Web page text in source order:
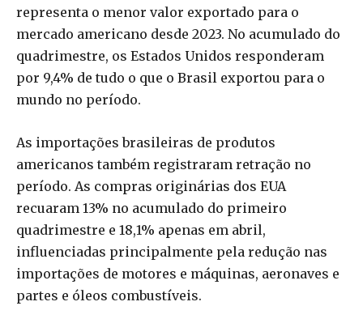
representa o menor valor exportado para o
mercado americano desde 2023. No acumulado do
quadrimestre, os Estados Unidos responderam
por 9,4% de tudo o que o Brasil exportou para o
mundo no período.
As importações brasileiras de produtos
americanos também registraram retração no
período. As compras originárias dos EUA
recuaram 13% no acumulado do primeiro
quadrimestre e 18,1% apenas em abril,
influenciadas principalmente pela redução nas
importações de motores e máquinas, aeronaves e
partes e óleos combustíveis.